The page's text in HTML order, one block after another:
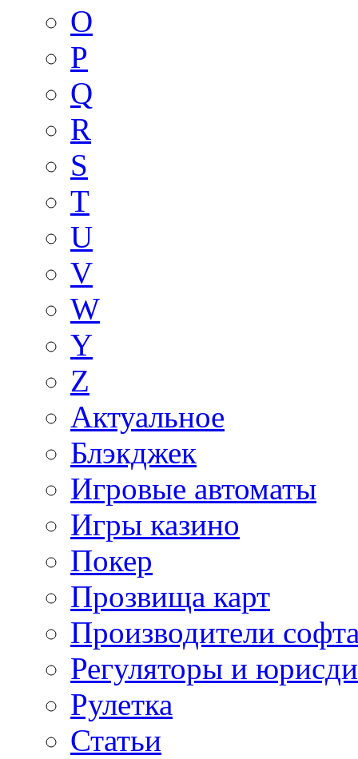
O
P
Q
R
S
T
U
V
W
Y
Z
Актуальное
Блэкджек
Игровые автоматы
Игры казино
Покер
Прозвища карт
Производители
Регуляторы и
Рулетка
Статьи